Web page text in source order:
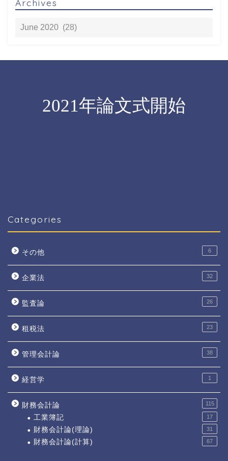
Archives
Categories
その他 6
企業法 32
監査論 26
租税法 23
管理会計論 38
経営学 1
財務会計論 115
工業簿記 17
財務会計論(理論) 31
財務会計論(計算) 67